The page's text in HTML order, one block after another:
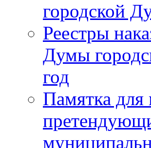
городской
Реестры
Думы
год
Памятка